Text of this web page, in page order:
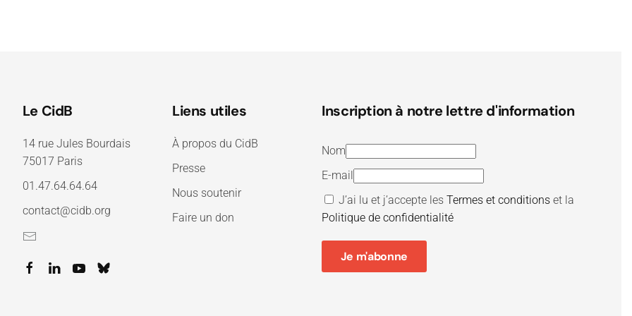
Le CidB
14 rue Jules Bourdais
75017 Paris
01.47.64.64.64
contact@cidb.org
Liens utiles
À propos du CidB
Presse
Nous soutenir
Faire un don
Inscription à notre lettre d'information
Nom
E-mail
J’ai lu et j’accepte lesTermes et conditions et la
Politique de confidentialité
Je m'abonne